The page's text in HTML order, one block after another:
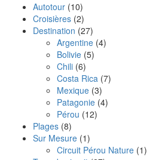
Autotour (10)
Croisières (2)
Destination (27)
Argentine (4)
Bolivie (5)
Chili (6)
Costa Rica (7)
Mexique (3)
Patagonie (4)
Pérou (12)
Plages (8)
Sur Mesure (1)
Circuit Pérou Nature (1)